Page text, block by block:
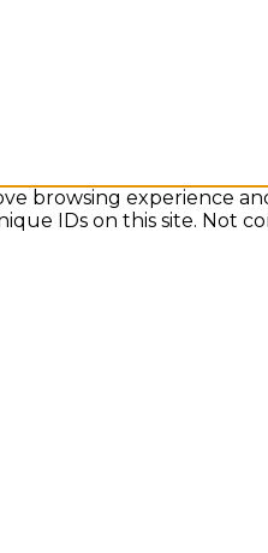
browsing experience
IDs on this site. Not